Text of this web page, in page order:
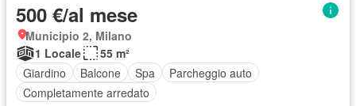
500 €/al mese
Municipio 2, Milano
1 Locale
55 m²
Giardino
Balcone Spa
Parcheggio auto
Completamente arredato